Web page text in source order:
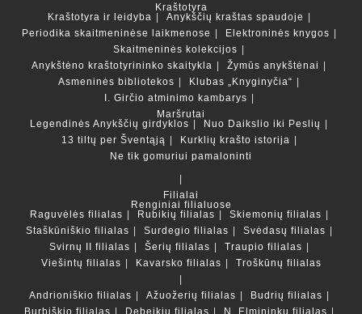
Kraštotyra
Kraštotyra ir leidyba
Anykščių kraštas spaudoje
Periodika skaitmeninėse laikmenose
Elektroninės knygos
Skaitmeninės kolekcijos
Anykštėno kraštotyrininko skaitykla
Žymūs anykštėnai
Asmeninės bibliotekos
Klubas „Knyginyčia“
I. Girčio atminimo kambarys
Maršrutai
Legendinės Anykščių girdyklos
Nuo Daikslio iki Peslių
13 tiltų per Šventąją
Kurklių krašto istorija
Ne tik gomuriui pamaloninti
Filialai
Renginiai filialuose
Raguvėlės filialas
Rubikių filialas
Skiemonių filialas
Staškūniškio filialas
Surdegio filialas
Svėdasų filialas
Svirnų II filialas
Šerių filialas
Traupio filialas
Viešintų filialas
Kavarsko filialas Troškūnų filialas
Andrioniškio filialas Ažuožerių filialas
Budrių filialas
Burbiškio filialas
Debeikių filialas N. Elmininkų filialas